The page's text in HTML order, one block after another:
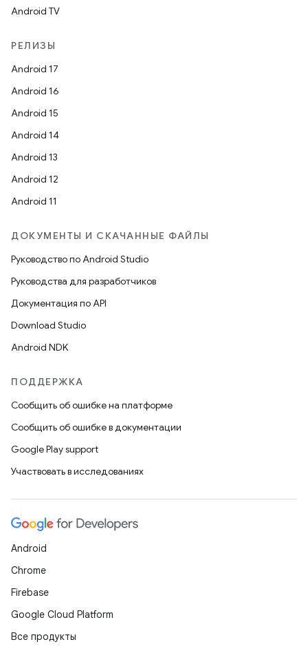
Android TV
РЕЛИЗЫ
Android 17
Android 16
Android 15
Android 14
Android 13
Android 12
Android 11
ДОКУМЕНТЫ И СКАЧАННЫЕ ФАЙЛЫ
Руководство по Android Studio
Руководства для разработчиков
Документация по API
Download Studio
Android NDK
ПОДДЕРЖКА
Сообщить об ошибке на платформе
Сообщить об ошибке в документации
Google Play support
Участвовать в исследованиях
Android
Chrome
Firebase
Google Cloud Platform
Все продукты